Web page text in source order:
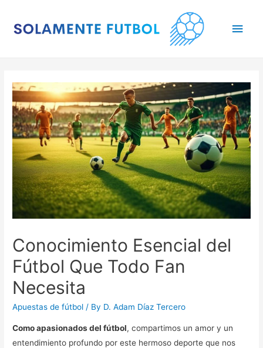
Main
Conocimiento Esencial del
Fútbol Que Todo Fan
Necesita
Apuestas de fútbol / By D. Adam Díaz Tercero
Como apasionados del fútbol, compartimos un amor y un
entendimiento profundo por este hermoso deporte que nos